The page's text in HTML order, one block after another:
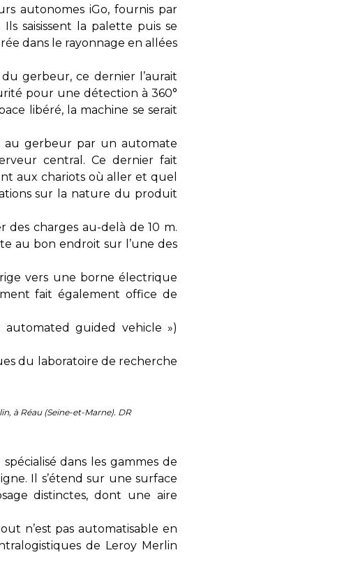
autonomes iGo, fournis par
saisissent la palette puis se
dans le rayonnage en allées
gerbeur, ce dernier l’aurait
pour une détection à 360°
libéré, la machine se serait
au gerbeur par un automate
central. Ce dernier fait
aux chariots où aller et quel
sur la nature du produit
des charges au-delà de 10 m.
au bon endroit sur l’une des
vers une borne électrique
fait également office de
guided vehicle »)
du laboratoire de recherche
à Réau (Seine-et-Marne). DR
dans les gammes de
Il s’étend sur une surface
distinctes, dont une aire
n’est pas automatisable en
de Leroy Merlin